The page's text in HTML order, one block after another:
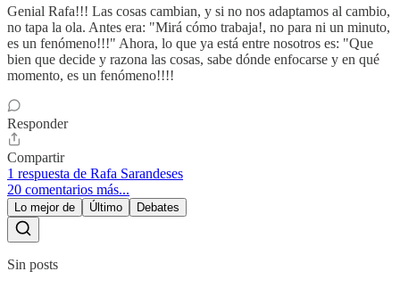
Genial Rafa!!! Las cosas cambian, y si no nos adaptamos al cambio,
no tapa la ola. Antes era: "Mirá cómo trabaja!, no para ni un minuto,
es un fenómeno!!!" Ahora, lo que ya está entre nosotros es: "Que
bien que decide y razona las cosas, sabe dónde enfocarse y en qué
momento, es un fenómeno!!!!
Responder
Compartir
1 respuesta de Rafa Sarandeses
20 comentarios más...
Lo mejor de Último Debates
Sin posts